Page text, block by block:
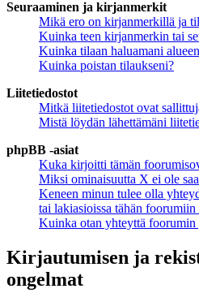
Seuraaminen ja kirjanmerkit
Mikä ero on kirjanmerkillä ja
Kuinka teen kirjanmerkin tai
Kuinka tilaan haluamani
Kuinka poistan tilaukseni?
Liitetiedostot
Mitkä liitetiedostot ovat
Mistä löydän lähettämäni
phpBB -asiat
Kuka kirjoitti tämän
Miksi ominaisuutta X ei ole
Keneen minun tulee olla
tai lakiasioissa tähän
Kuinka otan yhteyttä foorumin
Kirjautumisen ja
ongelmat